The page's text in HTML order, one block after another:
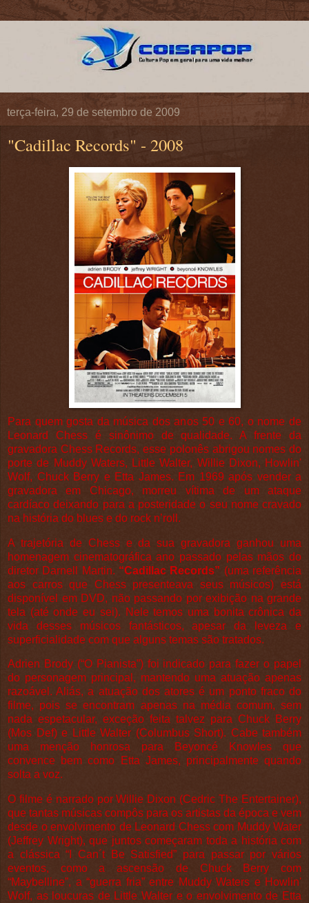
terça-feira, 29 de setembro de 2009
"Cadillac Records" - 2008
Para quem gosta da música dos anos 50 e 60, o nome de
Leonard Chess é sinônimo de qualidade. A frente da
gravadora Chess Records, esse polonês abrigou nomes do
porte de Muddy Waters, Little Walter, Willie Dixon, Howlin'
Wolf, Chuck Berry e Etta James. Em 1969 após vender a
gravadora em Chicago, morreu vítima de um ataque
cardíaco deixando para a posteridade o seu nome cravado
na história do blues e do rock n’roll.
A trajetória de Chess e da sua gravadora ganhou uma
homenagem cinematográfica ano passado pelas mãos do
diretor Darnell Martin. “Cadillac Records” (uma referência
aos carros que Chess presenteava seus músicos) está
disponível em DVD, não passando por exibição na grande
tela (até onde eu sei). Nele temos uma bonita crônica da
vida desses músicos fantásticos, apesar da leveza e
superficialidade com que alguns temas são tratados.
Adrien Brody (“O Pianista”) foi indicado para fazer o papel
do personagem principal, mantendo uma atuação apenas
razoável. Aliás, a atuação dos atores é um ponto fraco do
filme, pois se encontram apenas na média comum, sem
nada espetacular, exceção feita talvez para Chuck Berry
(Mos Def) e Little Walter (Columbus Short). Cabe também
uma menção honrosa para Beyoncé Knowles que
convence bem como Etta James, principalmente quando
solta a voz.
O filme é narrado por Willie Dixon (Cedric The Entertainer),
que tantas músicas compôs para os artistas da época e vem
desde o envolvimento de Leonard Chess com Muddy Water
(Jeffrey Wright), que juntos começaram toda a história com
a clássica “I Can´t Be Satisfied” para passar por vários
eventos, como a ascensão de Chuck Berry com
“Maybelline”, a “guerra fria” entre Muddy Waters e Howlin'
Wolf, as loucuras de Little Walter e o envolvimento de Etta